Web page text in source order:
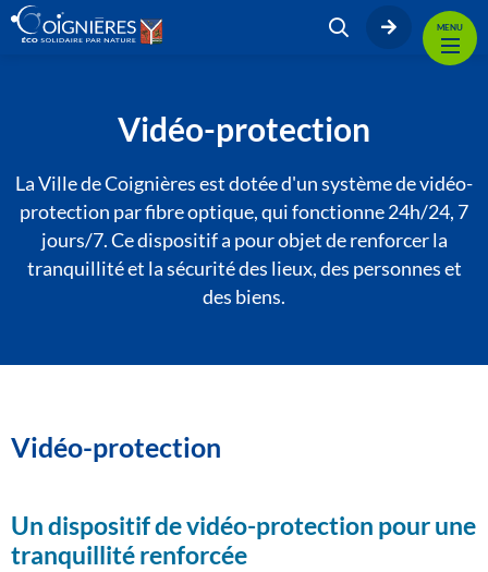
MENU
Vidéo-protection
La Ville de Coignières est dotée d'un système de vidéo-
protection par fibre optique, qui fonctionne 24h/24, 7
jours/7. Ce dispositif a pour objet de renforcer la
tranquillité et la sécurité des lieux, des personnes et
des biens.
Vidéo-protection
Un dispositif de vidéo-protection pour une
tranquillité renforcée